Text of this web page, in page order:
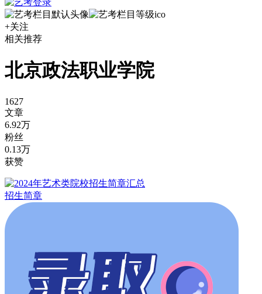
+关注
相关推荐
北京政法职业学院
1627
文章
6.92万
粉丝
0.13万
获赞
招生简章